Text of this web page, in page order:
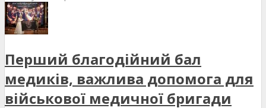
Перший благодійний бал
медиків, важлива допомога для
військової медичної бригади